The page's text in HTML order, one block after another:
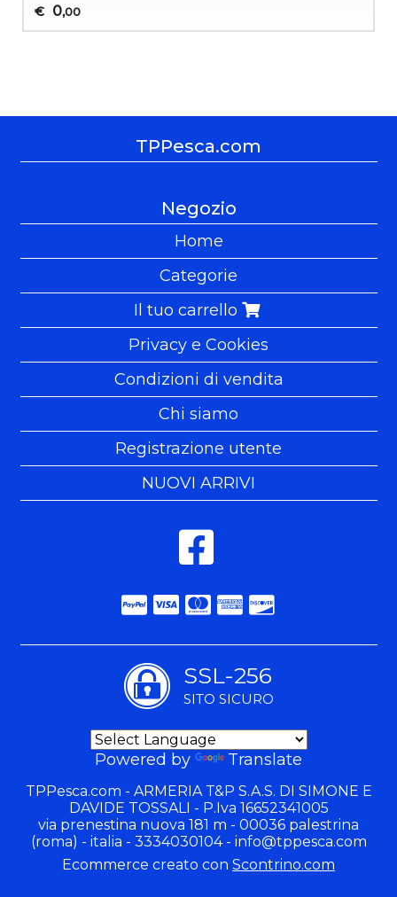
€ 0,00
TPPesca.com
Negozio
Home
Categorie
Il tuo carrello
Privacy e Cookies
Condizioni di vendita
Chi siamo
Registrazione utente
NUOVI ARRIVI
SSL-256
SITO SICURO
Powered by Translate
TPPesca.com - ARMERIA T&P S.A.S. DI SIMONE E
DAVIDE TOSSALI - P.Iva 16652341005
via prenestina nuova 181 m - 00036 palestrina
(roma) - italia - 3334030104 - info@tppesca.com
Ecommerce creato con Scontrino.com